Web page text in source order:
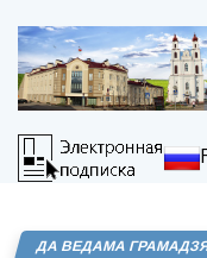
ДА ВЕДАМА